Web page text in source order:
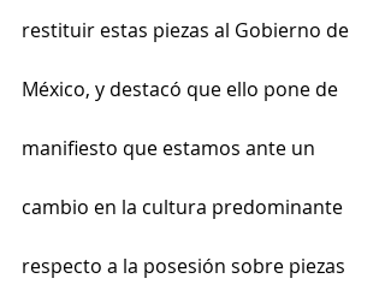
restituir estas piezas al Gobierno de
México, y destacó que ello pone de
manifiesto que estamos ante un
cambio en la cultura predominante
respecto a la posesión sobre piezas